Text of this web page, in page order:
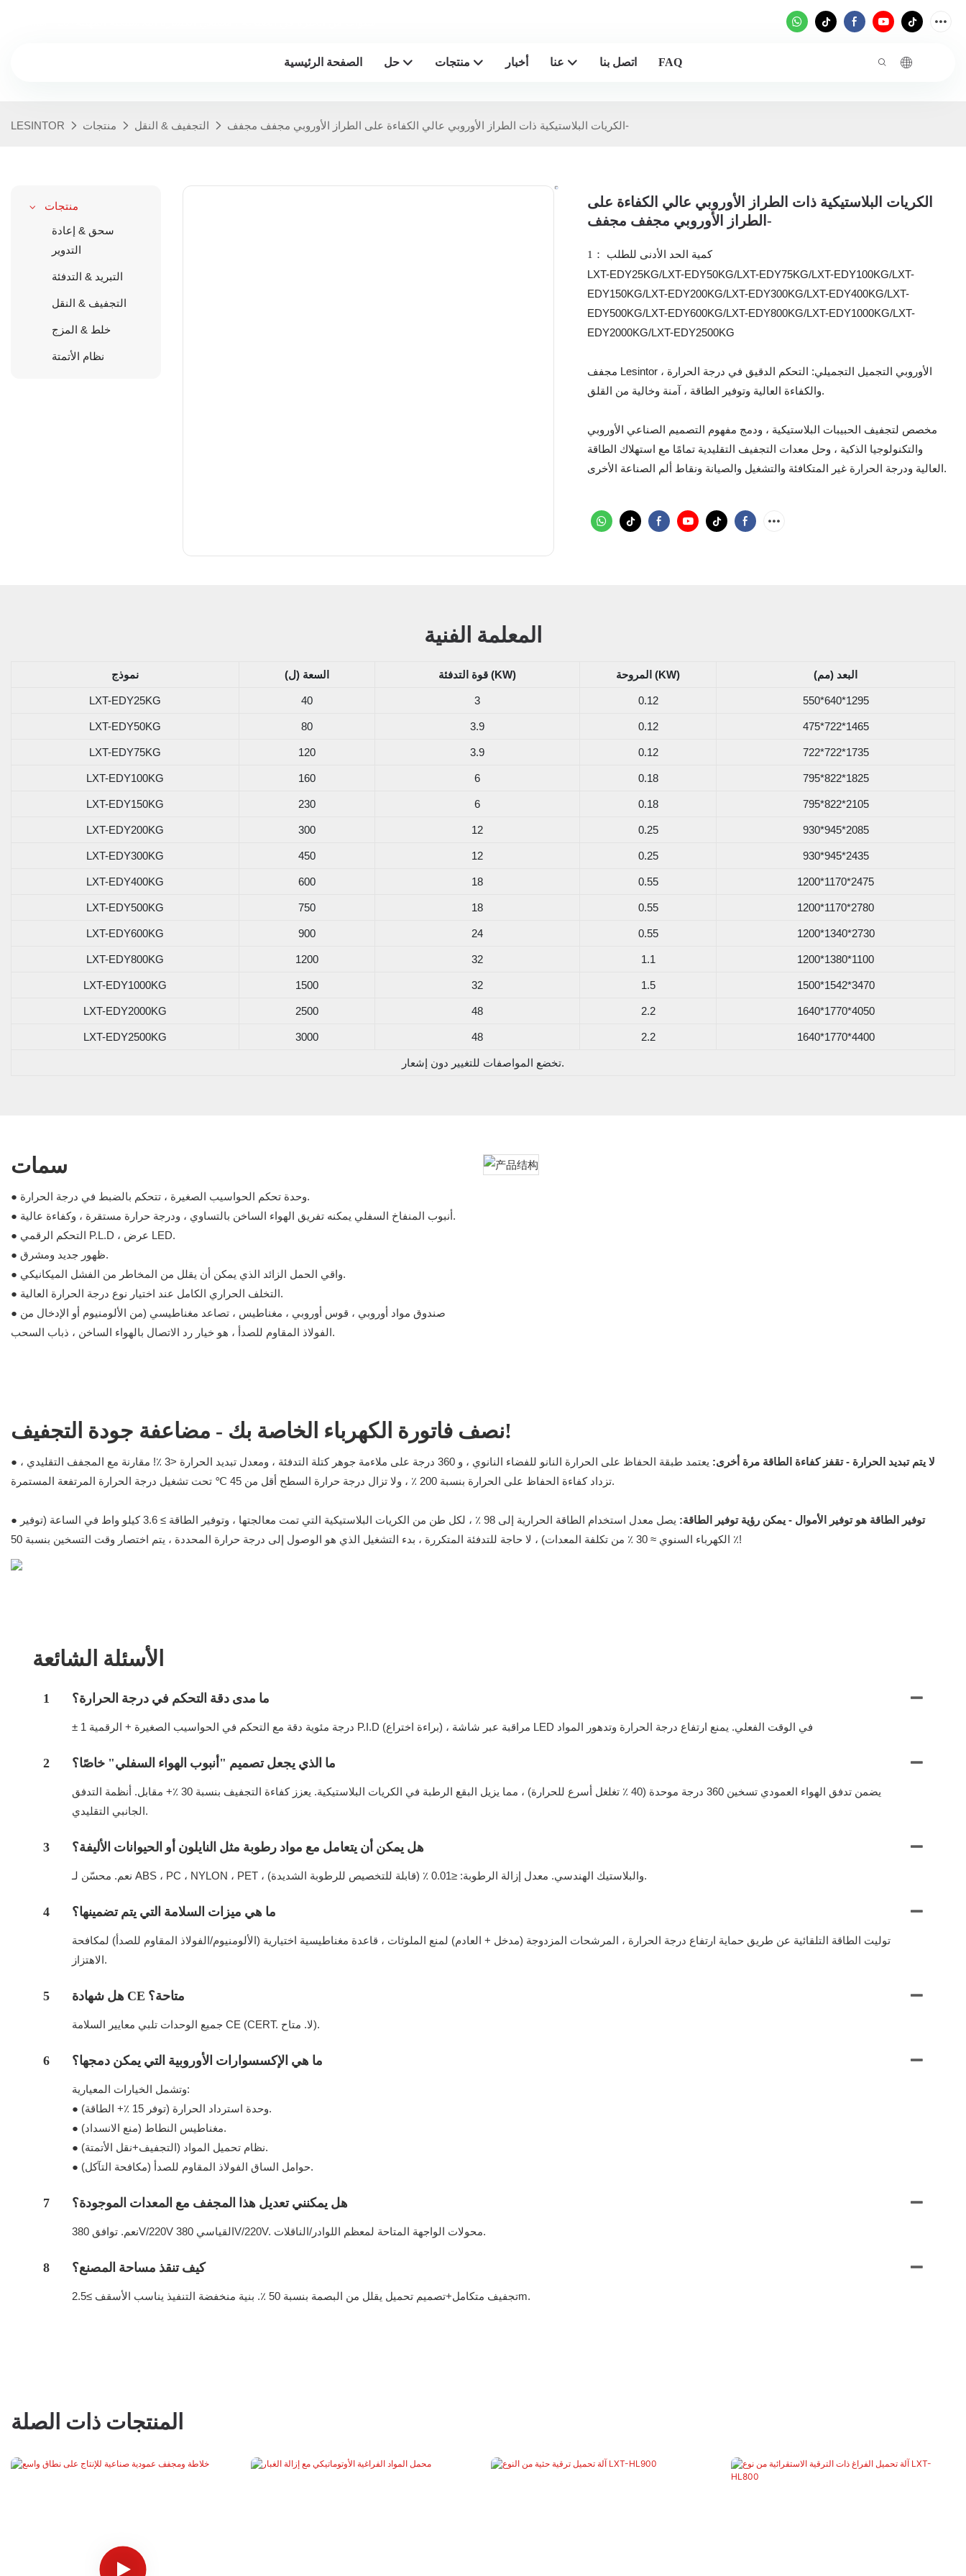
الصفحة الرئيسية حل منتجات أخبار عنا اتصل بنا FAQ
LESINTOR منتجات التجفيف & النقل الكريات البلاستيكية ذات الطراز الأوروبي عالي الكفاءة على الطراز الأوروبي مجفف مجفف-
منتجات
سحق & إعادة
التدوير
التبريد & التدفئة
التجفيف & النقل
خلط & المزج
نظام الأتمتة
الكريات البلاستيكية ذات الطراز الأوروبي عالي الكفاءة على
الطراز الأوروبي مجفف مجفف-
كمية الحد الأدنى للطلب ：1
LXT-EDY25KG/LXT-EDY50KG/LXT-EDY75KG/LXT-EDY100KG/LXT-
EDY150KG/LXT-EDY200KG/LXT-EDY300KG/LXT-EDY400KG/LXT-
EDY500KG/LXT-EDY600KG/LXT-EDY800KG/LXT-EDY1000KG/LXT-
EDY2000KG/LXT-EDY2500KG
مجفف Lesintor الأوروبي التجميل التجميلي: التحكم الدقيق في درجة الحرارة ،
والكفاءة العالية وتوفير الطاقة ، آمنة وخالية من القلق.
مخصص لتجفيف الحبيبات البلاستيكية ، ودمج مفهوم التصميم الصناعي الأوروبي
والتكنولوجيا الذكية ، وحل معدات التجفيف التقليدية تمامًا مع استهلاك الطاقة
العالية ودرجة الحرارة غير المتكافئة والتشغيل والصيانة ونقاط ألم الصناعة الأخرى.
المعلمة الفنية
نموذج السعة (ل) قوة التدفئة (KW) المروحة (KW) البعد (مم)
LXT-EDY25KG 40 3 0.12 550*640*1295
LXT-EDY50KG 80 3.9 0.12 475*722*1465
LXT-EDY75KG 120 3.9 0.12 722*722*1735
LXT-EDY100KG 160 6 0.18 795*822*1825
LXT-EDY150KG 230 6 0.18 795*822*2105
LXT-EDY200KG 300 12 0.25 930*945*2085
LXT-EDY300KG 450 12 0.25 930*945*2435
LXT-EDY400KG 600 18 0.55 1200*1170*2475
LXT-EDY500KG 750 18 0.55 1200*1170*2780
LXT-EDY600KG 900 24 0.55 1200*1340*2730
LXT-EDY800KG 1200 32 1.1 1200*1380*1100
LXT-EDY1000KG 1500 32 1.5 1500*1542*3470
LXT-EDY2000KG 2500 48 2.2 1640*1770*4050
LXT-EDY2500KG 3000 48 2.2 1640*1770*4400
تخضع المواصفات للتغيير دون إشعار.
سمات
● وحدة تحكم الحواسيب الصغيرة ، تتحكم بالضبط في درجة الحرارة.
● أنبوب المنفاخ السفلي يمكنه تفريق الهواء الساخن بالتساوي ، ودرجة حرارة مستقرة ، وكفاءة عالية.
● التحكم الرقمي P.L.D ، عرض LED.
● ظهور جديد ومشرق.
● واقي الحمل الزائد الذي يمكن أن يقلل من المخاطر من الفشل الميكانيكي.
● التخلف الحراري الكامل عند اختيار نوع درجة الحرارة العالية.
● صندوق مواد أوروبي ، قوس أوروبي ، مغناطيس ، تصاعد مغناطيسي (من الألومنيوم أو الإدخال من
الفولاذ المقاوم للصدأ ، هو خيار رد الاتصال بالهواء الساخن ، ذباب السحب.
نصف فاتورة الكهرباء الخاصة بك - مضاعفة جودة التجفيف!
● لا يتم تبديد الحرارة - تقفز كفاءة الطاقة مرة أخرى:
يعتمد طبقة الحفاظ على الحرارة النانو للفضاء النانوي ، و 360 درجة على ملاءمة جوهر كتلة التدفئة ، ومعدل تبديد الحرارة <3 ٪! مقارنة مع المجفف التقليدي ،
تزداد كفاءة الحفاظ على الحرارة بنسبة 200 ٪ ، ولا تزال درجة حرارة السطح أقل من 45 ℃ تحت تشغيل درجة الحرارة المرتفعة المستمرة.
● توفير الطاقة هو توفير الأموال - يمكن رؤية توفير الطاقة:
يصل معدل استخدام الطاقة الحرارية إلى 98 ٪ ، لكل طن من الكريات البلاستيكية التي تمت معالجتها ، وتوفير الطاقة ≥ 3.6 كيلو واط في الساعة (توفير
الكهرباء السنوي ≈ 30 ٪ من تكلفة المعدات) ، لا حاجة للتدفئة المتكررة ، بدء التشغيل الذي هو الوصول إلى درجة حرارة المحددة ، يتم اختصار وقت التسخين بنسبة 50 ٪!
الأسئلة الشائعة
1 ما مدى دقة التحكم في درجة الحرارة؟
± 1 درجة مئوية دقة مع التحكم في الحواسيب الصغيرة + الرقمية P.I.D (براءة اختراع) ، مراقبة عبر شاشة LED في الوقت الفعلي. يمنع ارتفاع درجة الحرارة وتدهور المواد
2 ما الذي يجعل تصميم "أنبوب الهواء السفلي" خاصًا؟
يضمن تدفق الهواء العمودي تسخين 360 درجة موحدة (40 ٪ تغلغل أسرع للحرارة) ، مما يزيل البقع الرطبة في الكريات البلاستيكية. يعزز كفاءة التجفيف بنسبة 30 ٪+ مقابل. أنظمة التدفق
الجانبي التقليدي.
3 هل يمكن أن يتعامل مع مواد رطوبة مثل النايلون أو الحيوانات الأليفة؟
نعم. محسّن لـ ABS ، PC ، NYLON ، PET ، والبلاستيك الهندسي. معدل إزالة الرطوبة: ≤0.01 ٪ (قابلة للتخصيص للرطوبة الشديدة).
4 ما هي ميزات السلامة التي يتم تضمينها؟
توليت الطاقة التلقائية عن طريق حماية ارتفاع درجة الحرارة ، المرشحات المزدوجة (مدخل + العادم) لمنع الملوثات ، قاعدة مغناطيسية اختيارية (الألومنيوم/الفولاذ المقاوم للصدأ) لمكافحة
الاهتزاز.
5 هل شهادة CE متاحة؟
جميع الوحدات تلبي معايير السلامة CE (CERT. لا. متاح).
6 ما هي الإكسسوارات الأوروبية التي يمكن دمجها؟
وتشمل الخيارات المعيارية:
● وحدة استرداد الحرارة (توفر 15 ٪+ الطاقة).
● مغناطيس النطاط (منع الانسداد).
● نظام تحميل المواد (التجفيف+نقل الأتمتة).
● حوامل الساق الفولاذ المقاوم للصدأ (مكافحة التآكل).
7 هل يمكنني تعديل هذا المجفف مع المعدات الموجودة؟
نعم. توافق 380V/220V القياسي 380V/220V. محولات الواجهة المتاحة لمعظم اللوادر/الناقلات.
8 كيف تنقذ مساحة المصنع؟
تجفيف متكامل+تصميم تحميل يقلل من البصمة بنسبة 50 ٪. بنية منخفضة التنفيذ يناسب الأسقف ≥2.5m.
المنتجات ذات الصلة